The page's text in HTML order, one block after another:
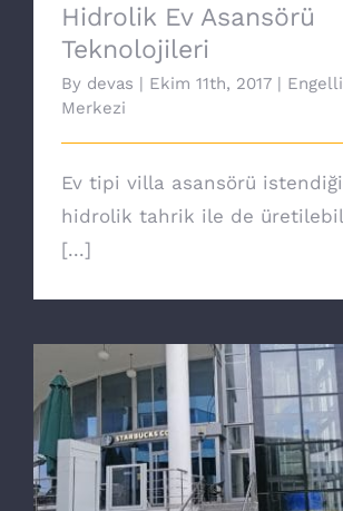
Hidrolik Ev Asansörü
Teknolojileri
By devas | Ekim 11th, 2017 |
Merkezi
Ev tipi villa asansörü
hidrolik tahrik ile de
[...]
Yeni nesil Core engelli